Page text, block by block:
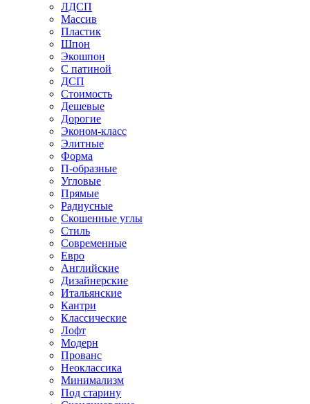
ЛДСП
Массив
Пластик
Шпон
Экошпон
С патиной
ДСП
Стоимость
Дешевые
Дорогие
Эконом-класс
Элитные
Форма
П-образные
Угловые
Прямые
Радиусные
Скошенные углы
Стиль
Современные
Евро
Английские
Дизайнерские
Итальянские
Кантри
Классические
Лофт
Модерн
Прованс
Неоклассика
Минимализм
Под старину